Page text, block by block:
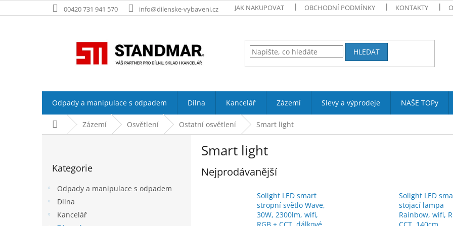
na
00420 731 941 570 info@dilenske-vybaveni.cz JAK NAKUPOVAT OBCHODNÍ PODMÍNKY KONTAKTY
HLEDAT
Odpady a manipulace s odpadem Dílna Kancelář Zázemí Slevy a výprodeje NAŠE TOPy
Domů Zázemí Osvětlení Ostatní osvětlení Smart light
kategorie
Kategorie
Odpady a manipulace s odpadem
Dílna
Kancelář
Smart light
Nejprodávanější
Solight LED smart
stropní světlo Wave,
30W, 2300lm, wifi,
Solight LED
stojací lampa
Rainbow, wifi,